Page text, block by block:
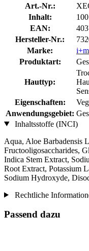
Art.-Nr.:
Inhalt:
EAN:
Hersteller-Nr.:
Marke:
Produktart:
Hauttyp:
Eigenschaften:
Anwendungsgebiet:
Inhaltsstoffe (INCI)
Aqua, Aloe Barbadensis
Fructooligosaccharides,
Indica Stem Extract,
Root Extract, Potassium
Sodium Hydroxyde,
Rechtliche
Passend dazu